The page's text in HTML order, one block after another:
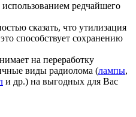
использованием редчайшего
сказать, что утилизация
способствует сохранению
на переработку
виды радиолома (лампы,
и др.) на выгодных для Вас